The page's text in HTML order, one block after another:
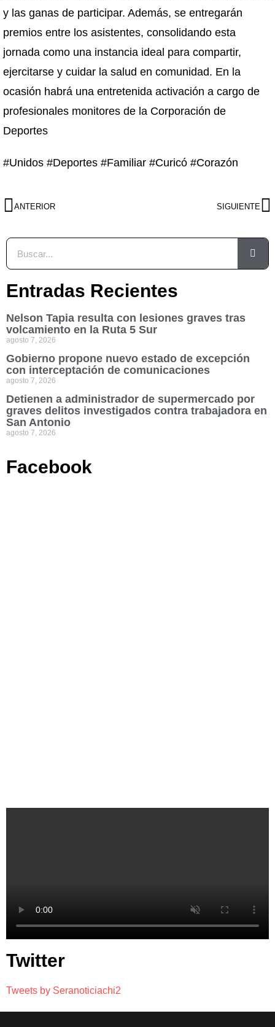
y las ganas de participar. Además, se entregarán
premios entre los asistentes, consolidando esta
jornada como una instancia ideal para compartir,
ejercitarse y cuidar la salud en comunidad. En la
ocasión habrá una entretenida activación a cargo de
profesionales monitores de la Corporación de
Deportes
#Unidos #Deportes #Familiar #Curicó #Corazón
ANTERIOR SIGUIENTE
Entradas Recientes
Nelson Tapia resulta con lesiones graves tras
volcamiento en la Ruta 5 Sur
agosto 7, 2026
Gobierno propone nuevo estado de excepción
con interceptación de comunicaciones
agosto 7, 2026
Detienen a administrador de supermercado por
graves delitos investigados contra trabajadora en
San Antonio
agosto 7, 2026
Facebook
Twitter
Tweets by Seranoticiachi2